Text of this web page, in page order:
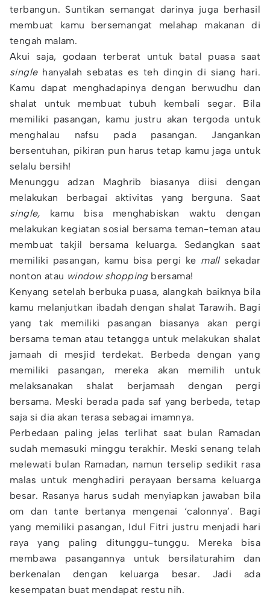
terbangun. Suntikan semangat darinya juga berhasil
membuat kamu bersemangat melahap makanan di
tengah malam.
Akui saja, godaan terberat untuk batal puasa saat
singlehanyalah sebatas es teh dingin di siang hari.
Kamu dapat menghadapinya dengan berwudhu dan
shalat untuk membuat tubuh kembali segar. Bila
memiliki pasangan, kamu justru akan tergoda untuk
menghalau nafsu pada pasangan. Jangankan
bersentuhan, pikiran pun harus tetap kamu jaga untuk
selalu bersih!
Menunggu adzan Maghrib biasanya diisi dengan
melakukan berbagai aktivitas yang berguna. Saat
single, kamu bisa menghabiskan waktu dengan
melakukan kegiatan sosial bersama teman-teman atau
membuat takjil bersama keluarga. Sedangkan saat
memiliki pasangan, kamu bisa pergi ke mall sekadar
nonton atau window shoppingbersama!
Kenyang setelah berbuka puasa, alangkah baiknya bila
kamu melanjutkan ibadah dengan shalat Tarawih. Bagi
yang tak memiliki pasangan biasanya akan pergi
bersama teman atau tetangga untuk melakukan shalat
jamaah di mesjid terdekat. Berbeda dengan yang
memiliki pasangan, mereka akan memilih untuk
melaksanakan shalat berjamaah dengan pergi
bersama. Meski berada pada saf yang berbeda, tetap
saja si dia akan terasa sebagai imamnya.
Perbedaan paling jelas terlihat saat bulan Ramadan
sudah memasuki minggu terakhir. Meski senang telah
melewati bulan Ramadan, namun terselip sedikit rasa
malas untuk menghadiri perayaan bersama keluarga
besar. Rasanya harus sudah menyiapkan jawaban bila
om dan tante bertanya mengenai ‘calonnya’. Bagi
yang memiliki pasangan, Idul Fitri justru menjadi hari
raya yang paling ditunggu-tunggu. Mereka bisa
membawa pasangannya untuk bersilaturahim dan
berkenalan dengan keluarga besar. Jadi ada
kesempatan buat mendapat restu nih.